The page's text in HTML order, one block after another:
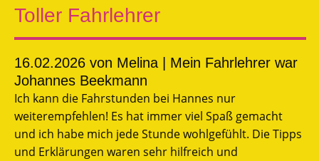
Toller Fahrlehrer
16.02.2026 von Melina | Mein Fahrlehrer war
Johannes Beekmann
Ich kann die Fahrstunden bei Hannes nur
weiterempfehlen! Es hat immer viel Spaß gemacht
und ich habe mich jede Stunde wohlgefühlt. Die Tipps
und Erklärungen waren sehr hilfreich und